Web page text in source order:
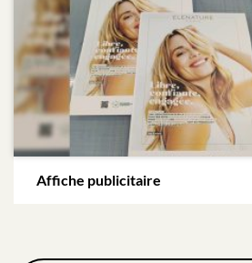
Affiche publicitaire